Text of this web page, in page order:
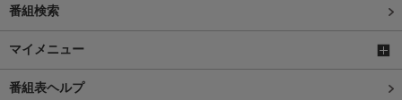
番組検索
マイメニュー
番組表ヘルプ